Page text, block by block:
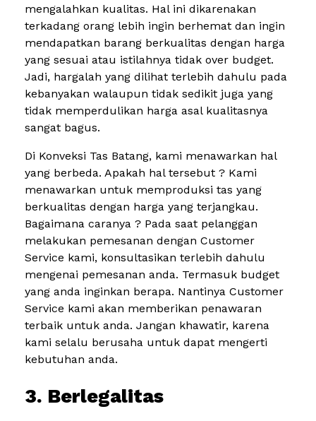
mengalahkan kualitas. Hal ini dikarenakan
terkadang orang lebih ingin berhemat dan ingin
mendapatkan barang berkualitas dengan harga
yang sesuai atau istilahnya tidak over budget.
Jadi, hargalah yang dilihat terlebih dahulu pada
kebanyakan walaupun tidak sedikit juga yang
tidak memperdulikan harga asal kualitasnya
sangat bagus.
Di Konveksi Tas Batang, kami menawarkan hal
yang berbeda. Apakah hal tersebut ? Kami
menawarkan untuk memproduksi tas yang
berkualitas dengan harga yang terjangkau.
Bagaimana caranya ? Pada saat pelanggan
melakukan pemesanan dengan Customer
Service kami, konsultasikan terlebih dahulu
mengenai pemesanan anda. Termasuk budget
yang anda inginkan berapa. Nantinya Customer
Service kami akan memberikan penawaran
terbaik untuk anda. Jangan khawatir, karena
kami selalu berusaha untuk dapat mengerti
kebutuhan anda.
3. Berlegalitas